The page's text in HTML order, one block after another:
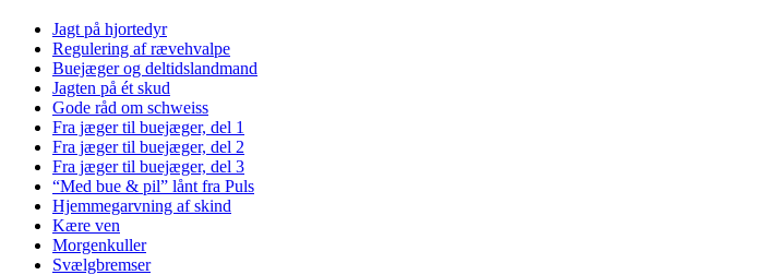
Jagt på hjortedyr
Regulering af rævehvalpe
Buejæger og deltidslandmand
Jagten på ét skud
Gode råd om schweiss
Fra jæger til buejæger, del 1
Fra jæger til buejæger, del 2
Fra jæger til buejæger, del 3
“Med bue & pil” lånt fra Puls
Hjemmegarvning af skind
Kære ven
Morgenkuller
Svælgbremser